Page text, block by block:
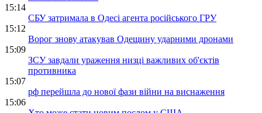
15:14
СБУ затримала в Одесі агента російського ГРУ
15:12
Ворог знову атакував Одещину ударними дронами
15:09
ЗСУ завдали ураження низці важливих об'єктів
противника
15:07
рф перейшла до нової фази війни на виснаження
15:06